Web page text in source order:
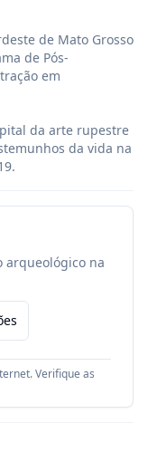
de Mato Grosso
de Pós-
em
da arte rupestre
da vida na
arqueológico na
Verifique as